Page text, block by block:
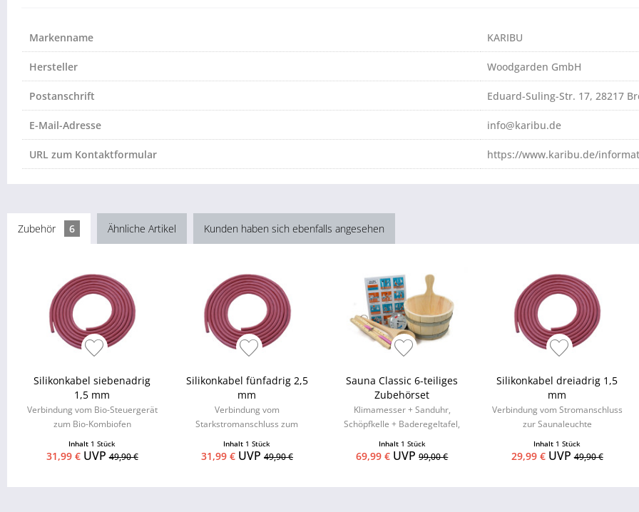
Markenname KARIBU
Hersteller Woodgarden GmbH
Postanschrift Eduard-Suling-Str. 17, 28217
E-Mail-Adresse info@karibu.de
URL zum Kontaktformular https://www.karibu.de/
Zubehör 6 Ähnliche Artikel Kunden haben sich ebenfalls angesehen
Silikonkabel siebenadrig
1,5 mm
Verbindung vom Bio-Steuergerät
zum Bio-Kombiofen
Inhalt 1 Stück
31,99 €UVP49,90 €
Silikonkabel fünfadrig 2,5
mm
Verbindung vom
Starkstromanschluss zum
Inhalt 1 Stück
31,99 €UVP 49,90 €
Sauna Classic 6-teiliges
Zubehörset
Klimamesser + Sanduhr,
Schöpfkelle + Baderegeltafel,
Kunststoffeinsatz
Inhalt 1 Stück
69,99 € UVP99,00 €
Silikonkabel dreiadrig 1,5
mm
Verbindung vom Stromanschluss
zur Saunaleuchte
Inhalt 1 Stück
29,99 €UVP49,90 €